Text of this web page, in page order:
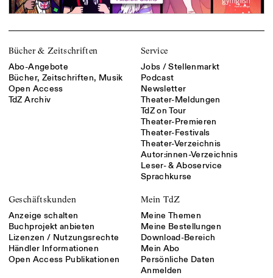
Bücher & Zeitschriften
Abo-Angebote
Bücher, Zeitschriften, Musik
Open Access
TdZ Archiv
Service
Jobs / Stellenmarkt
Podcast
Newsletter
Theater-Meldungen
TdZ on Tour
Theater-Premieren
Theater-Festivals
Theater-Verzeichnis
Autor:innen-Verzeichnis
Leser- & Aboservice
Sprachkurse
Geschäftskunden
Anzeige schalten
Buchprojekt anbieten
Lizenzen / Nutzungsrechte
Händler Informationen
Open Access Publikationen
Mein TdZ
Meine Themen
Meine Bestellungen
Download-Bereich
Mein Abo
Persönliche Daten
Anmelden